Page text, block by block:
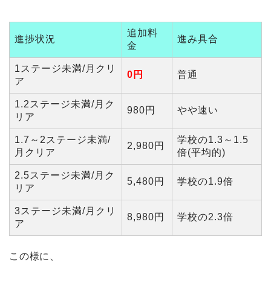
進捗状況
追加料
金
進み具合
1ステージ未満/月クリ
ア
0円 普通
1.2ステージ未満/月ク
リア
980円 やや速い
1.7～2ステージ未満/
月クリア
2,980円
学校の1.3～1.5
倍(平均的)
2.5ステージ未満/月ク
リア
5,480円 学校の1.9倍
3ステージ未満/月クリ
ア
8,980円 学校の2.3倍
この様に、